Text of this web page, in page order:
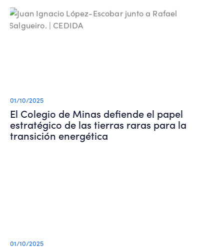
01/10/2025
El Colegio de Minas defiende el papel
estratégico de las tierras raras para la
transición energética
01/10/2025